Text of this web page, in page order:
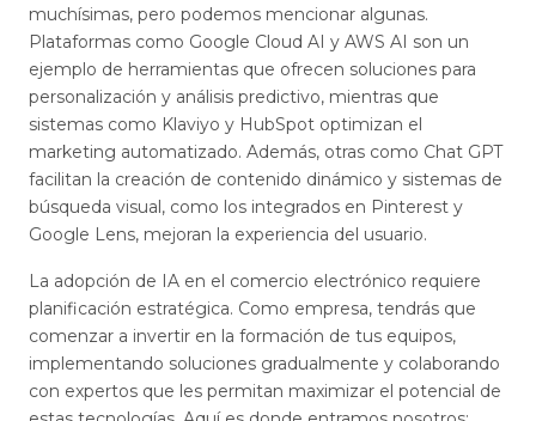
muchísimas, pero podemos mencionar algunas.
Plataformas como Google Cloud AI y AWS AI son un
ejemplo de herramientas que ofrecen soluciones para
personalización y análisis predictivo, mientras que
sistemas como Klaviyo y HubSpot optimizan el
marketing automatizado. Además, otras como Chat GPT
facilitan la creación de contenido dinámico y sistemas de
búsqueda visual, como los integrados en Pinterest y
Google Lens, mejoran la experiencia del usuario.
La adopción de IA en el comercio electrónico requiere
planificación estratégica. Como empresa, tendrás que
comenzar a invertir en la formación de tus equipos,
implementando soluciones gradualmente y colaborando
con expertos que les permitan maximizar el potencial de